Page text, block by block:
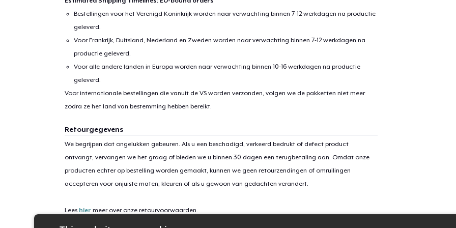
Bestellingen voor het Verenigd Koninkrijk worden naar verwachting binnen 7-12 werkdagen na productie
geleverd.
Voor Frankrijk, Duitsland, Nederland en Zweden worden naar verwachting binnen 7-12 werkdagen na
productie geleverd.
Voor alle andere landen in Europa worden naar verwachting binnen 10-16 werkdagen na productie
geleverd.
Voor internationale bestellingen die vanuit de VS worden verzonden, volgen we de pakketten niet meer
zodra ze het land van bestemming hebben bereikt.
Retourgegevens
We begrijpen dat ongelukken gebeuren. Als u een beschadigd, verkeerd bedrukt of defect product
ontvangt, vervangen we het graag of bieden we u binnen 30 dagen een terugbetaling aan. Omdat onze
producten echter op bestelling worden gemaakt, kunnen we geen retourzendingen of omruilingen
accepteren voor onjuiste maten, kleuren of als u gewoon van gedachten verandert.
Lees hier meer over onze retourvoorwaarden.